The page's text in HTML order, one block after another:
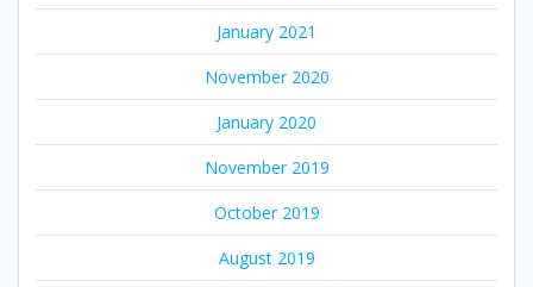
January 2021
November 2020
January 2020
November 2019
October 2019
August 2019